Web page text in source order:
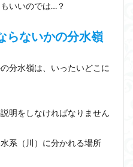
いいのでは…？
ないかの分水嶺
分水嶺は、いったいどこに
明をしなければなりません
系（川）に分かれる場所